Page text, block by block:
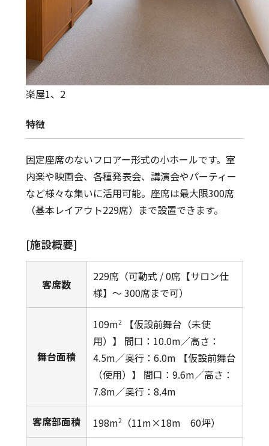
楽屋1、2
特徴
固定座席のないフロアー形式の小ホールです。室
内楽や映画会、各種発表会、講演会やパーティー
など様々な集いに活用可能。座席は最大限300席
（基本レイアウト229席）まで設置できます。
[施設概要]
客席数
229席（可動式 / 0席【サロン仕
様】～ 300席まで可）
舞台面積
109m2【仮設前舞台（未使
用）】 間口：10.0m／高さ：
4.5m／奥行：6.0m 【仮設前舞台
（使用）】 間口：9.6m／高さ：
7.8m／奥行：8.4m
客席部面積 198m2（11m×18m 60坪）